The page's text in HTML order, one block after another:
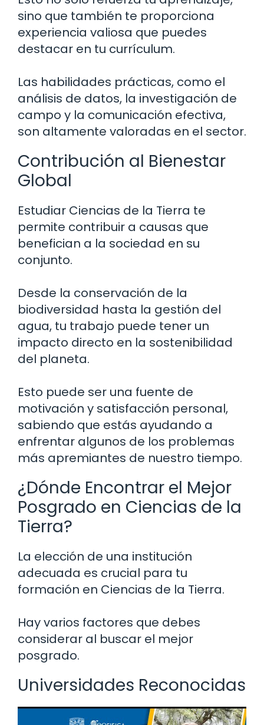
sino que también te proporciona
experiencia valiosa que puedes
destacar en tu currículum.
Las habilidades prácticas, como el
análisis de datos, la investigación de
campo y la comunicación efectiva,
son altamente valoradas en el sector.
Contribución al Bienestar
Global
Estudiar Ciencias de la Tierra te
permite contribuir a causas que
benefician a la sociedad en su
conjunto.
Desde la conservación de la
biodiversidad hasta la gestión del
agua, tu trabajo puede tener un
impacto directo en la sostenibilidad
del planeta.
Esto puede ser una fuente de
motivación y satisfacción personal,
sabiendo que estás ayudando a
enfrentar algunos de los problemas
más apremiantes de nuestro tiempo.
¿Dónde Encontrar el Mejor
Posgrado en Ciencias de la
Tierra?
La elección de una institución
adecuada es crucial para tu
formación en Ciencias de la Tierra.
Hay varios factores que debes
considerar al buscar el mejor
posgrado.
Universidades Reconocidas